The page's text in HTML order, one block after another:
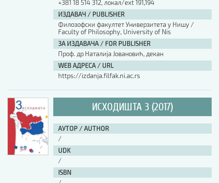
АУТОР / AUTHOR
ISBN
ISSN
+381 18 514 312, локал/ext 191,194
ИЗДАВАЧ / PUBLISHER
Филозофски факултет Универзитета у Нишу /
Faculty of Philosophy, University of Nis
ЗА ИЗДАВАЧА / FOR PUBLISHER
Проф. др Наталија Јовановић, декан
WEB АДРЕСА / URL
https://izdanja.filfak.ni.ac.rs
ИСХОДИШТА 3 (2017)
АУТОР / AUTHOR
/
UDK
/
ISBN